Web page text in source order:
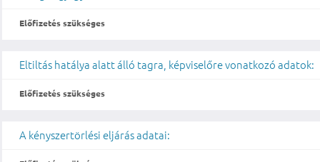
Előfizetés szükséges
Eltiltás hatálya alatt álló tagra, képviselőre vonatkozó adatok:
Előfizetés szükséges
A kényszertörlési eljárás adatai: